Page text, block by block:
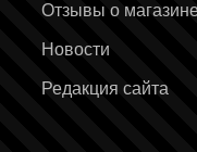
Отзывы о
Новости
Редакция сайта